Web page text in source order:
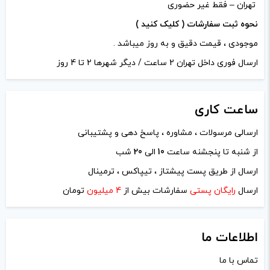
نام*
ایمیل*
تهران – فقط غیر حضوری
نحوه ثبت سفارشات ( کلیک کنید )
موجودی ، قیمت دقیق و به روز میباشد .
ارسال فوری داخل تهران 2 ساعت / دیگر شهرها 2 تا 4 روز
ساعت کاری
ارسالی مرسولات ، مشاوره ، پاسخ دهی و پشتیبانی
از شنبه تا پنجشنه ساعت 10 الی 20 شب
ارسال از طریق پست پیشتاز ، تیپاکس ، ترمینال
ارسال رایگان پستی سفارشات بیش از 4 میلیون تومان
اطلاعات ما
تماس با ما